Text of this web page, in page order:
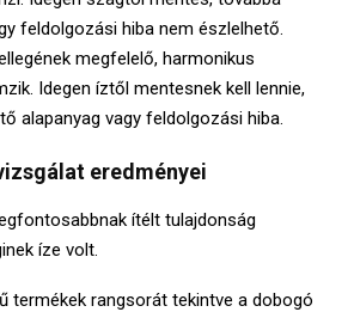
feldolgozási hiba nem észlelhető.
megfelelő, harmonikus
Idegen íztől mentesnek kell lennie,
alapanyag vagy feldolgozási hiba.
eredményei
ítélt tulajdonság
íze volt.
termékek rangsorát tekintve a dobogó